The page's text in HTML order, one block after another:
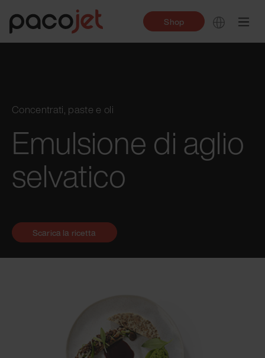
Shop
Concentrati, paste e oli
Emulsione di aglio
selvatico
Scarica la ricetta